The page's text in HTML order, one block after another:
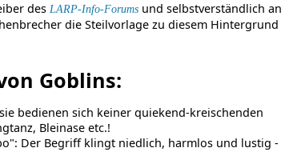
des LARP-Info-Forumsund selbstverständlich an
die Steilvorlage zu diesem Hintergrund
Goblins:
bedienen sich keiner quiekend-kreischenden
Bleinase etc.!
Der Begriff klingt niedlich, harmlos und lustig -